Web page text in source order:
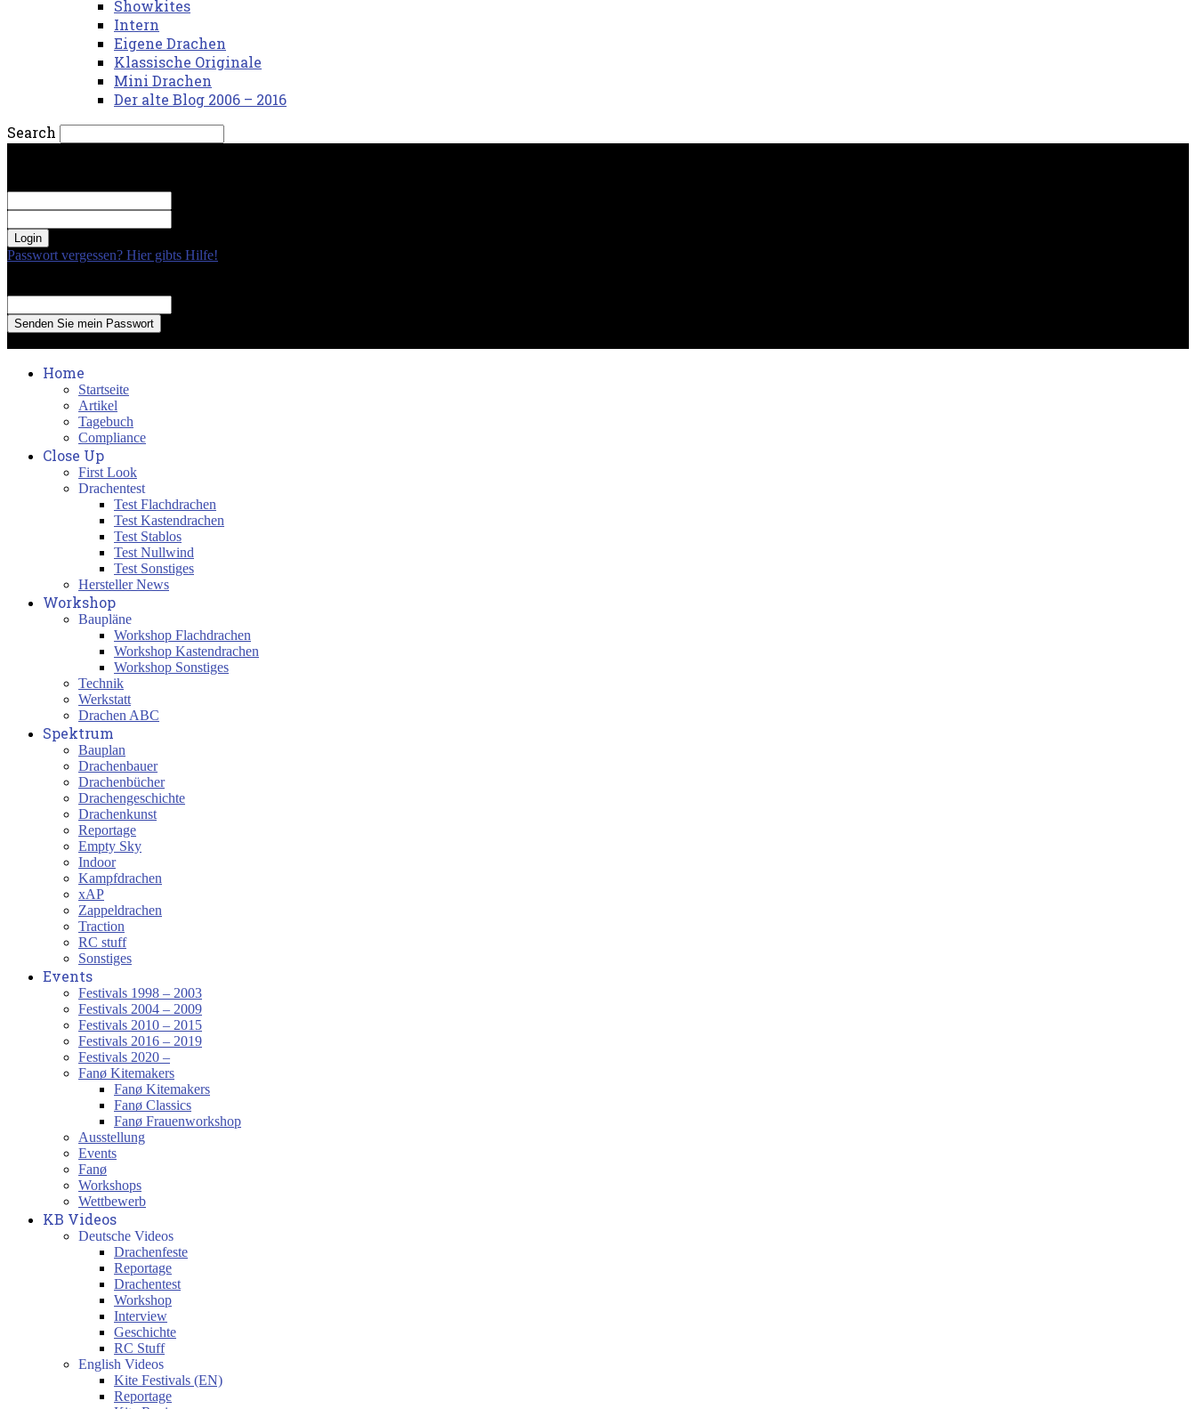
Showkites
Intern
Eigene Drachen
Klassische Originale
Mini Drachen
Der alte Blog 2006 – 2016
Search
Passwort vergessen? Hier gibts Hilfe!
Home
Startseite
Artikel
Tagebuch
Compliance
Close Up
First Look
Drachentest
Test Flachdrachen
Test Kastendrachen
Test Stablos
Test Nullwind
Test Sonstiges
Hersteller News
Workshop
Baupläne
Workshop Flachdrachen
Workshop Kastendrachen
Workshop Sonstiges
Technik
Werkstatt
Drachen ABC
Spektrum
Bauplan
Drachenbauer
Drachenbücher
Drachengeschichte
Drachenkunst
Reportage
Empty Sky
Indoor
Kampfdrachen
xAP
Zappeldrachen
Traction
RC stuff
Sonstiges
Events
Festivals 1998 – 2003
Festivals 2004 – 2009
Festivals 2010 – 2015
Festivals 2016 – 2019
Festivals 2020 –
Fanø Kitemakers
Fanø Kitemakers
Fanø Classics
Fanø Frauenworkshop
Ausstellung
Events
Fanø
Workshops
Wettbewerb
KB Videos
Deutsche Videos
Drachenfeste
Reportage
Drachentest
Workshop
Interview
Geschichte
RC Stuff
English Videos
Kite Festivals (EN)
Reportage